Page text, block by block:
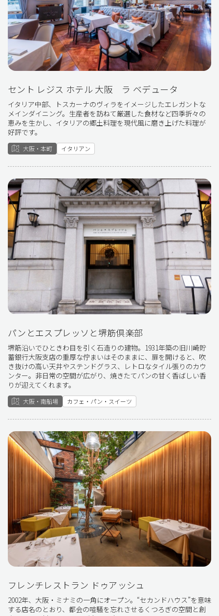
セント レジス ホテル 大阪 ラ ベデュータ
イタリア中部、トスカーナのヴィラをイメージしたエレガントな
メインダイニング。生産者を訪ねて厳選した食材など四季折々の
恵みを生かし、イタリアの郷土料理を現代風に磨き上げた料理が
好評です。
大阪・本町 イタリアン
パンとエスプレッソと堺筋倶楽部
堺筋沿いでひときわ目を引く石造りの建物。1931年築の旧川崎貯
蓄銀行大阪支店の重厚な佇まいはそのままに、扉を開けると、吹
き抜けの高い天井やステンドグラス、レトロなタイル張りのカウ
ンター。非日常の空間が広がり、焼きたてパンの甘く香ばしい香
りが迎えてくれます。
大阪・南船場 カフェ・パン・スイーツ
フレンチレストラン ドゥアッシュ
2002年、大阪・ミナミの一角にオープン。“セカンドハウス”を意味
する店名のとおり、都会の喧騒を忘れさせるくつろぎの空間と創